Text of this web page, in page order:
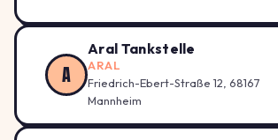
A
Aral Tankstelle
ARAL
Friedrich-Ebert-Straße 12, 68167
Mannheim